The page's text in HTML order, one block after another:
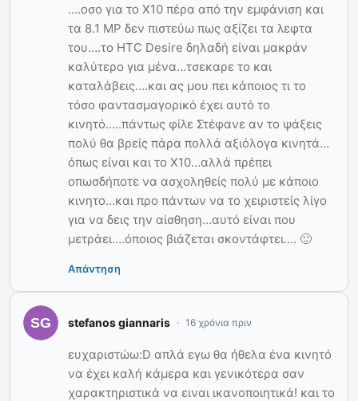
….οσο για το X10 πέρα από την εμφάνιση και
τα 8.1 MP δεν πιστεύω πως αξίζει τα λεφτα
του….το HTC Desire δηλαδή είναι μακράν
καλύτερο για μένα…τσεκαρε το και
καταλάβεις….και ας μου πει κάποιος τι το
τόσο φαντασμαγορικό έχει αυτό το
κινητό…..πάντως φίλε Στέφανε αν το ψάξεις
πολύ θα βρείς πάρα πολλά αξιόλογα κινητά…
όπως είναι και το X10…αλλά πρέπει
οπωσδήποτε να ασχοληθείς πολύ με κάποιο
κινητο…και προ πάντων να το χειριστείς λίγο
για να δεις την αίσθηση…αυτό είναι που
μετράει….όποιος βιάζεται σκοντάφτει…. 🙂
Απάντηση
stefanos giannaris 16 χρόνια πριν
ευχαριστώω:D απλά εγω θα ήθελα ένα κινητό
να έχει καλή κάμερα και γενικότερα σαν
χαρακτηριστικά να ειναι ικανοποιητικά! και το